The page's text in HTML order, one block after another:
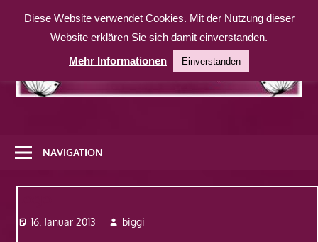
Inhalt
weitere
Website
NAVIGATION
16. Januar 2013 biggi
Diese Website verwendet Cookies. Mit der Nutzung dieser
Website erklären Sie sich damit einverstanden.
Mehr Informationen
Einverstanden